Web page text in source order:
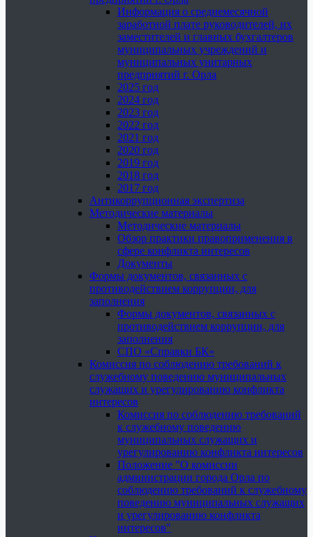
Информация о среднемесячной
заработной плате руководителей, их
заместителей и главных бухгалтеров
муниципальных учреждений и
муниципальных унитарных
предприятий г. Орла
2025 год
2024 год
2023 год
2022 год
2021 год
2020 год
2019 год
2018 год
2017 год
Антикоррупционная экспертиза
Методические материалы
Методические материалы
Обзор практики правоприменения в
сфере конфликта интересов
Документы
Формы документов, связанных с
противодействием коррупции, для
заполнения
Формы документов, связанных с
противодействием коррупции, для
заполнения
СПО «Справки БК»
Комиссия по соблюдению требований к
служебному поведению муниципальных
служащих и урегулированию конфликта
интересов
Комиссия по соблюдению требований
к служебному поведению
муниципальных служащих и
урегулированию конфликта интересов
Положение "О комиссии
администрации города Орла по
соблюдению требований к служебному
поведению муниципальных служащих
и урегулированию конфликта
интересов"